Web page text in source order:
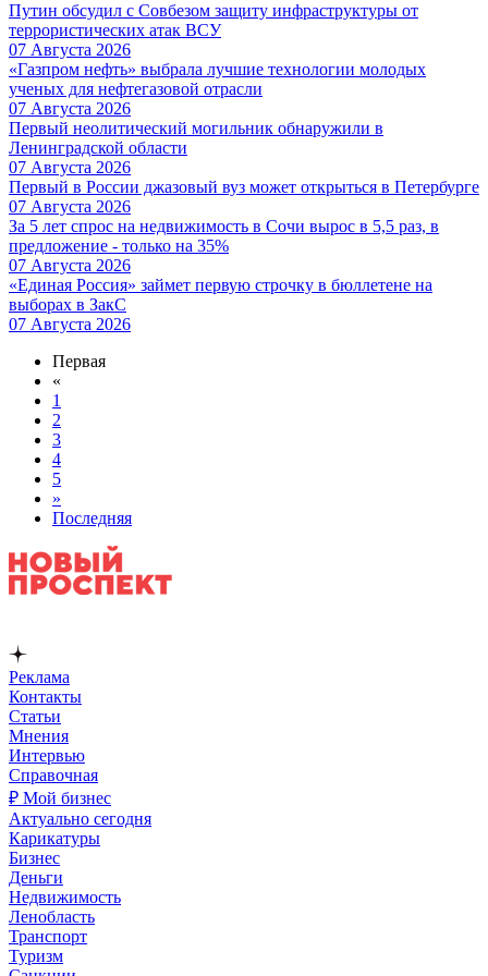
Путин обсудил с Совбезом защиту инфраструктуры от
террористических атак ВСУ
07 Августа 2026
«Газпром нефть» выбрала лучшие технологии молодых
ученых для нефтегазовой отрасли
07 Августа 2026
Первый неолитический могильник обнаружили в
Ленинградской области
07 Августа 2026
Первый в России джазовый вуз может открыться в Петербурге
07 Августа 2026
За 5 лет спрос на недвижимость в Сочи вырос в 5,5 раз, в
предложение - только на 35%
07 Августа 2026
«Единая Россия» займет первую строчку в бюллетене на
выборах в ЗакС
07 Августа 2026
Первая
«
1
2
3
4
5
»
Последняя
Реклама
Контакты
Статьи
Мнения
Интервью
Справочная
₽ Мой бизнес
Актуально сегодня
Карикатуры
Бизнес
Деньги
Недвижимость
Ленобласть
Транспорт
Туризм